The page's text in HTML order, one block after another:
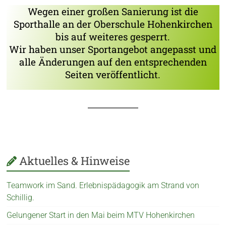
Wegen einer großen Sanierung ist die
Sporthalle an der Oberschule Hohenkirchen
bis auf weiteres gesperrt.
Wir haben unser Sportangebot angepasst und
alle Änderungen auf den entsprechenden
Seiten veröffentlicht.
Aktuelles & Hinweise
Teamwork im Sand. Erlebnispädagogik am Strand von
Schillig.
Gelungener Start in den Mai beim MTV Hohenkirchen